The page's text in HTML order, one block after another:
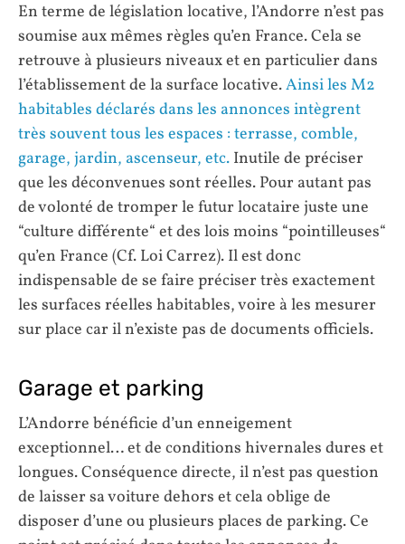
En terme de législation locative, l’Andorre n’est pas
soumise aux mêmes règles qu’en France. Cela se
retrouve à plusieurs niveaux et en particulier dans
l’établissement de la surface locative.Ainsi les M2
habitables déclarés dans les annonces intègrent
très souvent tous les espaces : terrasse, comble,
garage, jardin, ascenseur, etc. Inutile de préciser
que les déconvenues sont réelles. Pour autant pas
de volonté de tromper le futur locataire juste une
“culture différente“ et des lois moins “pointilleuses“
qu’en France (Cf. Loi Carrez). Il est donc
indispensable de se faire préciser très exactement
les surfaces réelles habitables, voire à les mesurer
sur place car il n’existe pas de documents officiels.
Garage et parking
L’Andorre bénéficie d’un enneigement
exceptionnel… et de conditions hivernales dures et
longues. Conséquence directe, il n’est pas question
de laisser sa voiture dehors et cela oblige de
disposer d’une ou plusieurs places de parking. Ce